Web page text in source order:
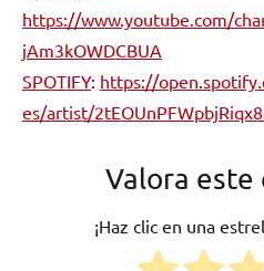
https://www.youtube.com/
jAm3kOWDCBUA
SPOTIFY: https://
es/artist/
Valora
¡Haz clic en una